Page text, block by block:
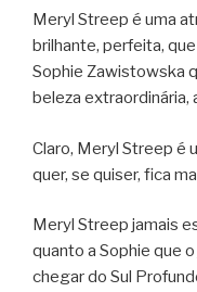
Meryl Streep é uma
brilhante, perfeita,
Sophie Zawistowska
beleza extraordinária,
Claro, Meryl Streep é
quer, se quiser, fica
Meryl Streep jamais
quanto a Sophie que
chegar do Sul